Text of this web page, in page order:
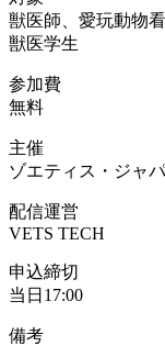
獣医師、愛玩動物
獣医学生
参加費
無料
主催
ゾエティス・ジャ
配信運営
VETS TECH
申込締切
当日17:00
備考